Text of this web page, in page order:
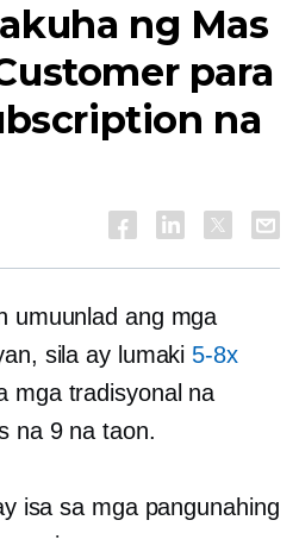
ng Mas
para
na
umuunlad ang mga
sila ay lumaki 5-8x
mga tradisyonal na
na 9 na taon.
isa sa mga pangunahing